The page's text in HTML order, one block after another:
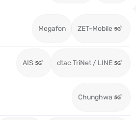
Megafon ZET-Mobile
AIS dtac TriNet / LINE
Chunghwa